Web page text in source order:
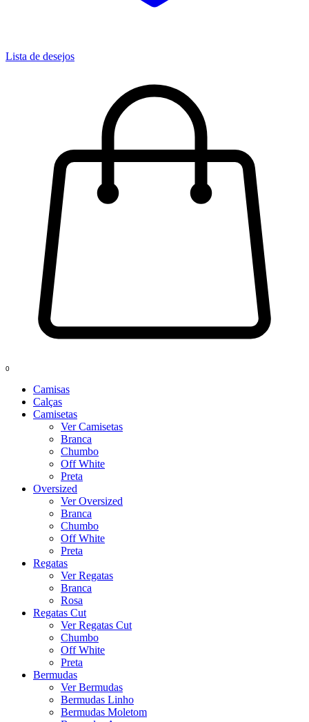
Lista de desejos
0
Camisas
Calças
Camisetas
Ver Camisetas
Branca
Chumbo
Off White
Preta
Oversized
Ver Oversized
Branca
Chumbo
Off White
Preta
Regatas
Ver Regatas
Branca
Rosa
Regatas Cut
Ver Regatas Cut
Chumbo
Off White
Preta
Bermudas
Ver Bermudas
Bermudas Linho
Bermudas Moletom